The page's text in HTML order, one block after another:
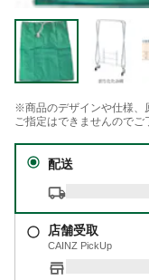
※商品のデザインや仕様、
ご指定はできませんのでご
配送
店舗受取
CAINZ PickUp